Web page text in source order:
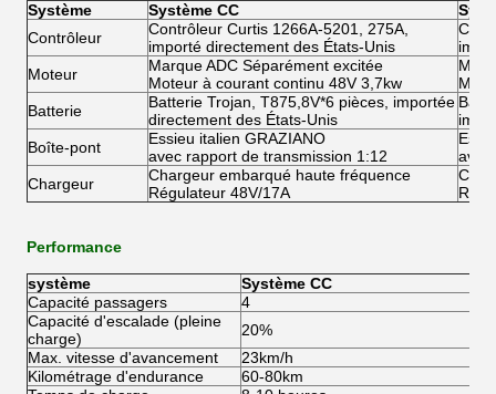
Système Système CC
Contrôleur
Contrôleur Curtis 1266A-5201, 275A,
importé directement des États-Unis
Moteur
Marque ADC Séparément excitée
Moteur à courant continu 48V 3,7kw
Batterie
Batterie Trojan, T875,8V*6 pièces, importée
directement des États-Unis
Boîte-pont
Essieu italien GRAZIANO
avec rapport de transmission 1:12
avec
Chargeur
Chargeur embarqué haute fréquence
Régulateur 48V/17A
Performance
système
Système CC
Capacité passagers
4
Capacité d'escalade (pleine
charge)
20%
Max. vitesse d'avancement
23km/h
Kilométrage d'endurance
60-80km